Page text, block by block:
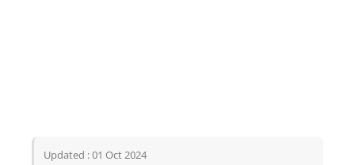
Updated : 01 Oct 2024